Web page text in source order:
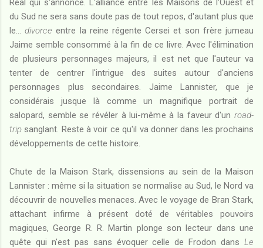
Réal qui s'annonce. L'alliance entre les Maisons de l'Ouest et
du Sud ne sera sans doute pas de tout repos, d'autant plus que
le...divorce entre la reine régente Cersei et son frère jumeau
Jaime semble consommé à la fin de ce livre. Avec l'élimination
de plusieurs personnages majeurs, il est net que l'auteur va
tenter de centrer l'intrigue des suites autour d'anciens
personnages plus secondaires. Jaime Lannister, que je
considérais jusque là comme un magnifique portrait de
salopard, semble se révéler à lui-même à la faveur d'un road-
trip sanglant. Reste à voir ce qu'il va donner dans les prochains
développements de cette histoire.
Chute de la Maison Stark, dissensions au sein de la Maison
Lannister : même si la situation se normalise au Sud, le Nord va
découvrir de nouvelles menaces. Avec le voyage de Bran Stark,
attachant infirme à présent doté de véritables pouvoirs
magiques, George R. R. Martin plonge son lecteur dans une
quête qui n'est pas sans évoquer celle de Frodon dans Le